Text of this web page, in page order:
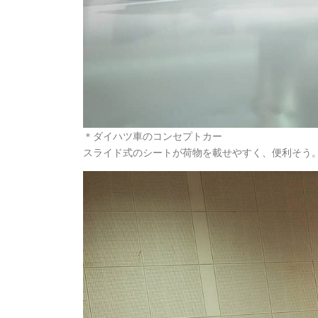
＊ダイハツ車のコンセプトカー
スライド式のシートが荷物を載せやすく、便利そう